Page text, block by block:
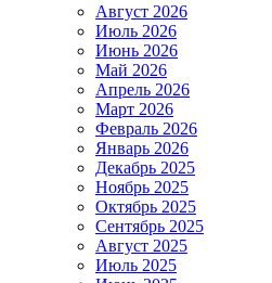
Август 2026
Июль 2026
Июнь 2026
Май 2026
Апрель 2026
Март 2026
Февраль 2026
Январь 2026
Декабрь 2025
Ноябрь 2025
Октябрь 2025
Сентябрь 2025
Август 2025
Июль 2025